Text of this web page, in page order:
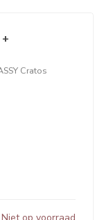
Cratos
Niet op voorraad